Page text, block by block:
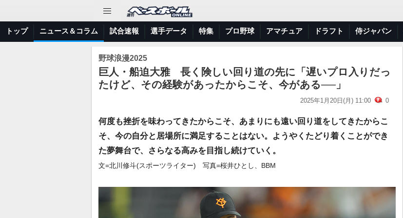
トップ ニュース＆コラム 試合速報 選手データ 特集 プロ野球 アマチュア ドラフト 侍ジャパン
野球浪漫2025
巨人・船迫大雅 長く険しい回り道の先に「遅いプロ入りだっ
たけど、その経験があったからこそ、今がある──」
2025年1月20日(月) 11:00 0
何度も挫折を味わってきたからこそ、あまりにも遠い回り道をしてきたからこ
そ、今の自分と居場所に満足することはない。ようやくたどり着くことができ
た夢舞台で、さらなる高みを目指し続けていく。
文=北川修斗(スポーツライター) 写真=桜井ひとし、BBM